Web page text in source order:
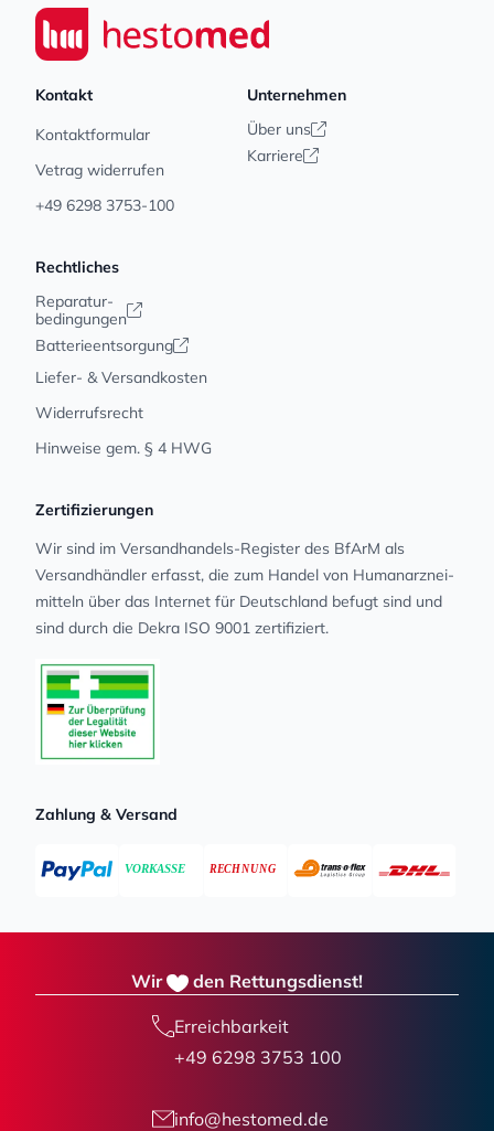
Seiwert GmbH
Kontakt
Kontaktformular
Vetrag widerrufen
+49 6298 3753-100
Unternehmen
Über uns
Karriere
Rechtliches
Reparatur-
bedingungen
Batterieentsorgung
Liefer- & Versandkosten
Widerrufsrecht
Hinweise gem. § 4 HWG
Zertifizierungen
Wir sind im Versandhandels-Register des BfArM als
Versandhändler erfasst, die zum Handel von Human­arz­nei­
mit­teln über das Internet für Deutschland befugt sind und
sind durch die Dekra ISO 9001 zertifiziert.
Zahlung & Versand
Wir den Rettungsdienst!
Erreichbarkeit
+49 6298 3753 100
info@hestomed.de